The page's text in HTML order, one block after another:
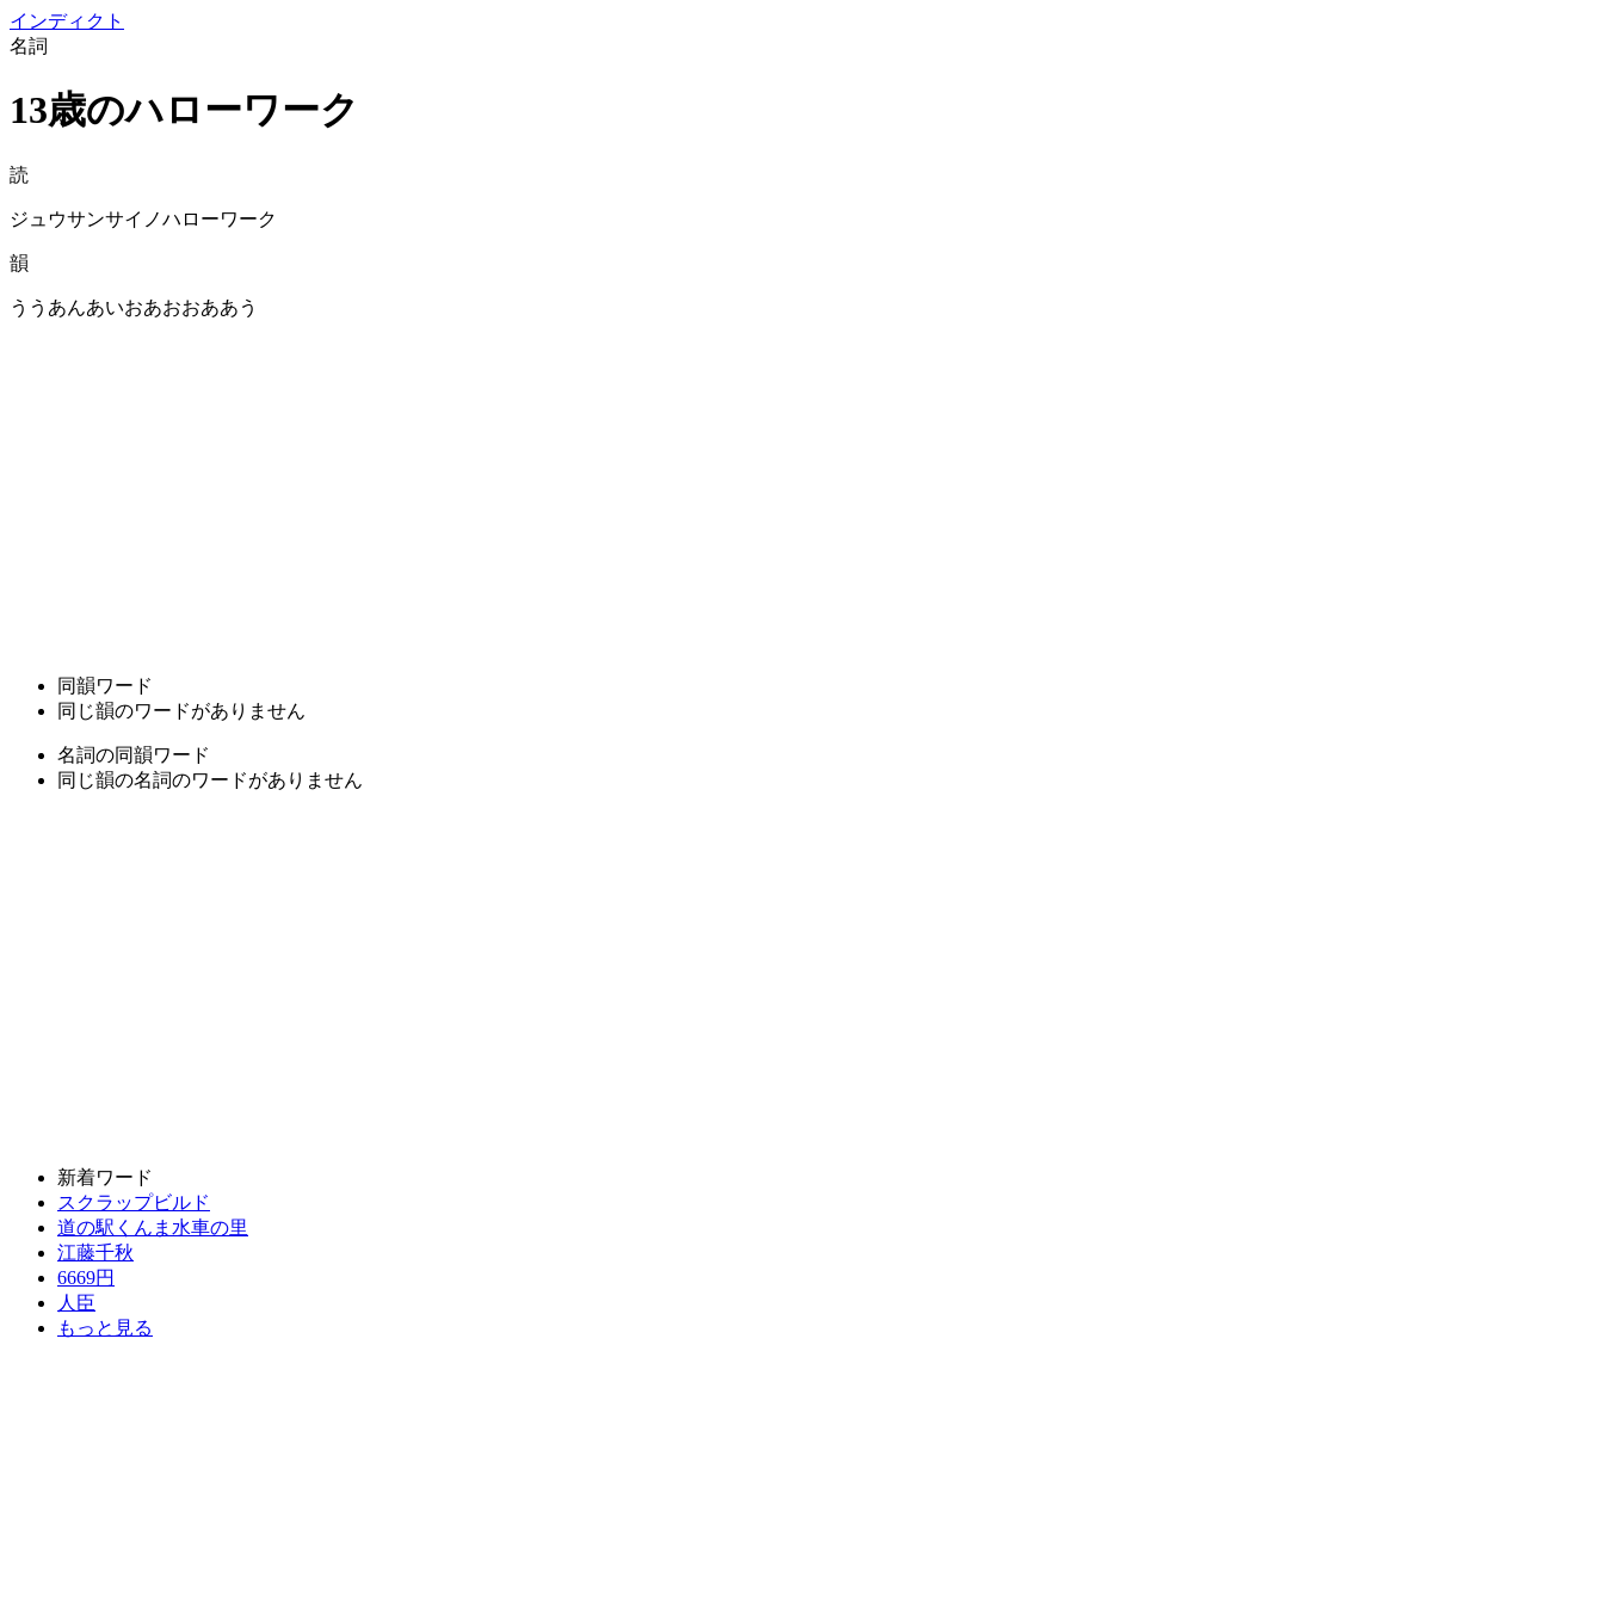
インディクト
名詞
13歳のハローワーク
読
ジュウサンサイノハローワーク
韻
ううあんあいおあおおああう
同韻ワード
同じ韻のワードがありません
名詞の同韻ワード
同じ韻の名詞のワードがありません
新着ワード
スクラップビルド
道の駅くんま水車の里
江藤千秋
6669円
人臣
もっと見る